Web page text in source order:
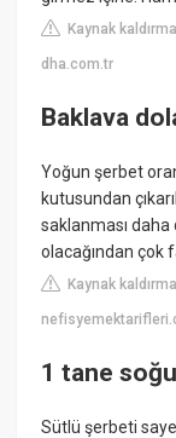
Kaynak
dha.com.tr
Baklava
Yoğun şerbet
kutusundan
saklanması
olacağından çok
Kaynak
1 tane
Sütlü şerbeti